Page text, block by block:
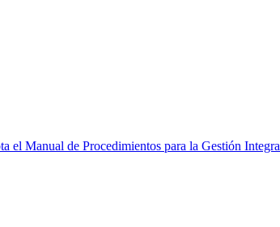
Manual de Procedimientos para la Gestión